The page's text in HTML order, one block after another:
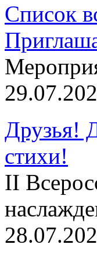
Список
Друзья!
стихи!
II